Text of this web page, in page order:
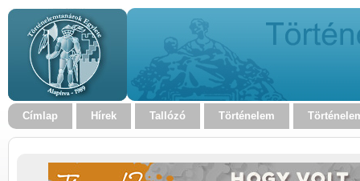
Címlap Hírek Tallózó Történelem